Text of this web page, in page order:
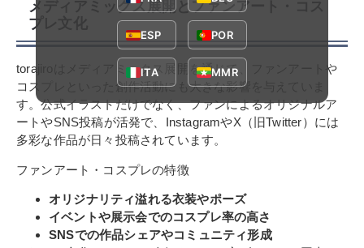
メディアミックス展開とファンアート・コス
プレ文化
torajiroはメディアミックス展開を通じて、ファンアートや
コスプレといった創作活動にも大きな影響を与えていま
す。公式イラストだけでなく、ファンによるオリジナルア
ートやSNS投稿が活発で、InstagramやX（旧Twitter）には
多彩な作品が日々投稿されています。
ファンアート・コスプレの特徴
オリジナリティ溢れる衣装やポーズ
イベントや展示会でのコスプレ率の高さ
SNSでの作品シェアやコミュニティ形成
ESP POR
ITA MMR